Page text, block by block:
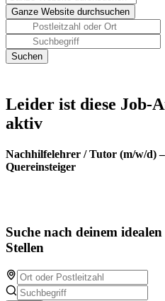
Leider ist diese Job-
aktiv
Nachhilfelehrer / Tutor (m/w/d)
Quereinsteiger
Suche nach deinem
Stellen